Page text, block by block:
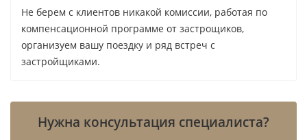
году. Для покупателя это важный факт: проверка
идёт по уже работающему дому, а не по
обещаниям будущей передачи объекта.
каталоге не даёт оснований автоматически
ставить Masaood в один ряд с девелоперами, у
Не берем с клиентов никакой комиссии, работая по
компенсационной программе от застрощиков,
организуем вашу поездку и ряд встреч с
застройщиками.
Нужна консультация специалиста?